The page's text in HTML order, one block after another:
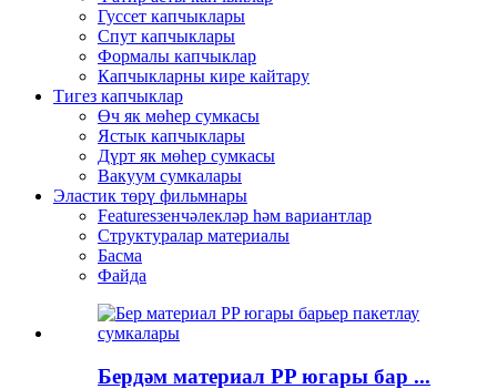
Гуссет капчыклары
Спут капчыклары
Формалы капчыклар
Капчыкларны кире кайтару
Тигез капчыклар
Өч як мөһер сумкасы
Ястык капчыклары
Дүрт як мөһер сумкасы
Вакуум сумкалары
Эластик төрү фильмнары
Featuresзенчәлекләр һәм вариантлар
Структуралар материалы
Басма
Файда
Бердәм материал PP югары бар ...